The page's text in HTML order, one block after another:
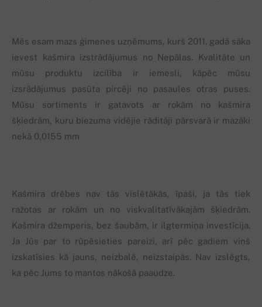
Mēs esam mazs ģimenes uzņēmums, kurš 2011. gadā sāka
ievest kašmira izstrādājumus no Nepālas. Kvalitāte un
mūsu produktu izcilība ir iemesli, kāpēc mūsu
izsrādājumus pasūta pircēji no pasaules otras puses.
Mūsu sortiments ir gatavots ar rokām no kašmira
šķiedrām, kuru biezuma vidējie rāditāji pārsvarā ir mazāki
nekā 0,0155 mm
Kašmira drēbes nav tās vislētākās, īpaši, ja tās tiek
ražotas ar rokām un no viskvalitatīvākajām šķiedrām.
Kašmira džemperis, bez šaubām, ir ilgtermiņa investīcija.
Ja Jūs par to rūpēsieties pareizi, arī pēc gadiem viņš
izskatīsies kā jauns, neizbalē, neizstaipās. Nav izslēgts,
ka pēc Jums to mantos nākošā paaudze.